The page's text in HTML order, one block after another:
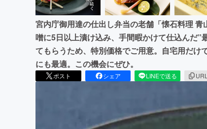
宮内庁御用達の仕出し弁当の老舗「懐石料理
噌に5日以上漬け込み、手間暇かけて仕込んだ
てもらうため、特別価格でご用意。自宅用だけ
にも最適。この機会にぜひ。
ポスト シェア LINEで送る